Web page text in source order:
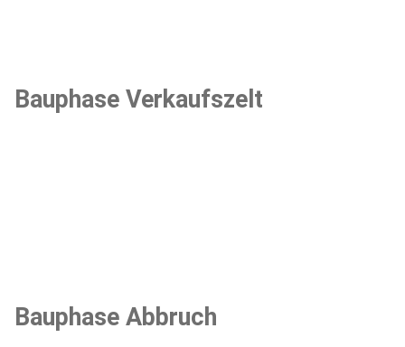
Bauphase Verkaufszelt
Bauphase Abbruch